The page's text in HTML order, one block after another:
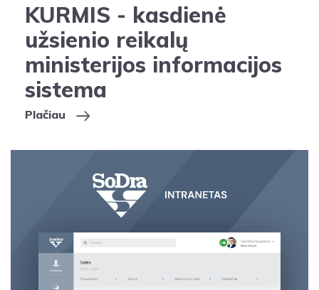
KURMIS - kasdienė
užsienio reikalų
ministerijos informacijos
sistema
Plačiau